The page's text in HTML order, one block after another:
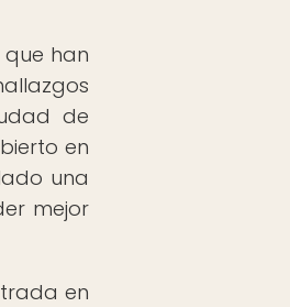
que han
de
en
una
mejor
en